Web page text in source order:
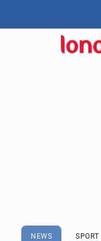
NEWS SPORT